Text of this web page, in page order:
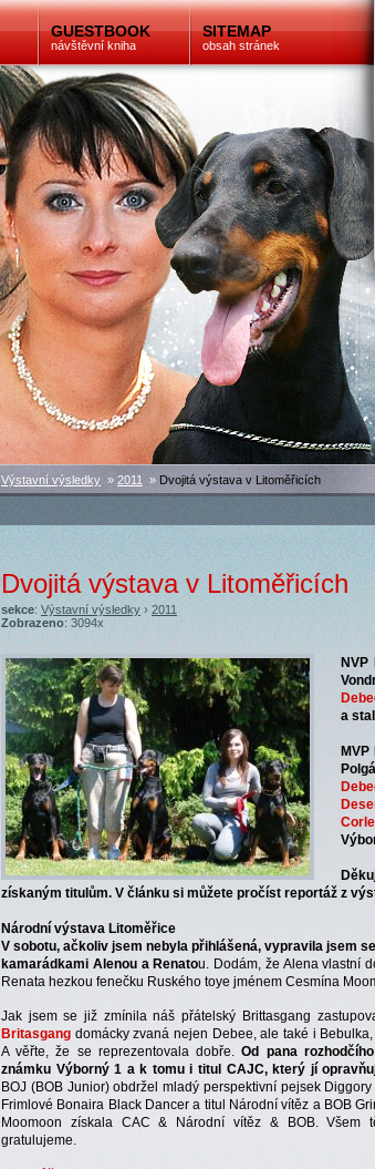
GUESTBOOK
návštěvní kniha
SITEMAP
obsah stránek
Výstavní výsledky » 2011 » Dvojitá výstava v Litoměřicích
Dvojitá výstava v Litoměřicích
sekce:Výstavní výsledky› 2011
Zobrazeno: 3094x
a
získaným titulům. V článku si můžete pročíst reportáž z
Národní výstava Litoměřice
V sobotu, ačkoliv jsem nebyla přihlášená, vypravila jsem
kamarádkami Alenou a Renatou. Dodám, že Alena vlastní
Renata hezkou fenečku Ruského toye jménem Cesmína
Jak jsem se již zmínila náš přátelský Brittasgang
Britasgang domácky zvaná nejen Debee, ale také i
A věřte, že se reprezentovala dobře.Od pana
známku Výborný 1 a k tomu i titul CAJC, který jí
BOJ (BOB Junior) obdržel mladý perspektivní pejsek
Frimlové Bonaira Black Dancer a titul Národní vítěz a BOB
Moomoon získala CAC & Národní vítěz & BOB. Všem
gratulujeme.